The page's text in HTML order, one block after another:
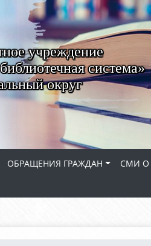
учреждение
система»
округ
ОБРАЩЕНИЯ ГРАЖДАН СМИ О